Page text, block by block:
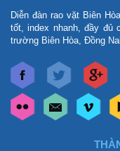
Diễn đàn rao vặt Biên
tốt, index nhanh, đầy đủ
trường Biên Hòa, Đồng